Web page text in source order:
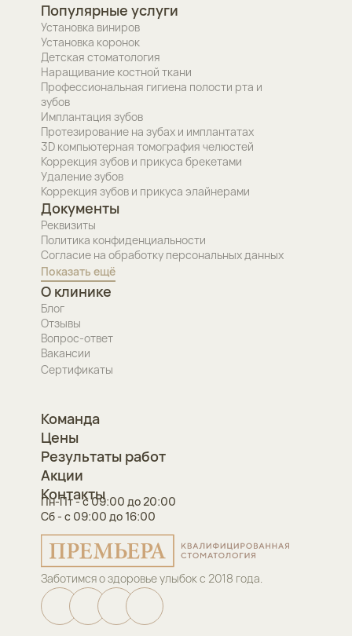
Заботимся о здоровье улыбок с 2018 года.
Популярные услуги
Установка виниров
Установка коронок
Детская стоматология
Наращивание костной ткани
Профессиональная гигиена полости рта и
зубов
Имплантация зубов
Протезирование на зубах и имплантатах
3D компьютерная томография челюстей
Коррекция зубов и прикуса брекетами
Удаление зубов
Коррекция зубов и прикуса элайнерами
Документы
Реквизиты
Политика конфиденциальности
Согласие на обработку персональных данных
Показать ещё
О клинике
Блог
Отзывы
Вопрос-ответ
Вакансии
Сертификаты
Команда
Цены
Результаты работ
Акции
Контакты
Пн-Пт - с 09:00 до 20:00
Сб - с 09:00 до 16:00